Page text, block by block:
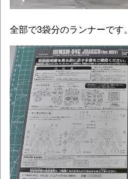
全部で3袋分のランナーです。